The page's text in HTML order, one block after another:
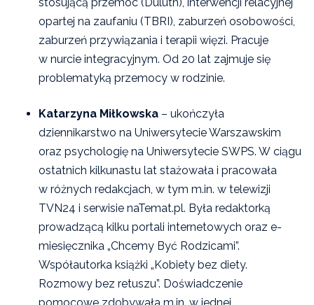
opartej na zaufaniu (TBRI), zaburzeń osobowości,
zaburzeń przywiązania i terapii więzi. Pracuje
w nurcie integracyjnym. Od 20 lat zajmuje się
problematyką przemocy w rodzinie.
Katarzyna Miłkowska – ukończyła
dziennikarstwo na Uniwersytecie Warszawskim
oraz psychologię na Uniwersytecie SWPS. W ciągu
ostatnich kilkunastu lat stażowała i pracowała
w różnych redakcjach, w tym m.in. w telewizji
TVN24 i serwisie naTemat.pl. Była redaktorką
prowadzącą kilku portali internetowych oraz e-
miesięcznika „Chcemy Być Rodzicami”.
Współautorka książki „Kobiety bez diety.
Rozmowy bez retuszu”. Doświadczenie
pomocowe zdobywała m.in. w jednej